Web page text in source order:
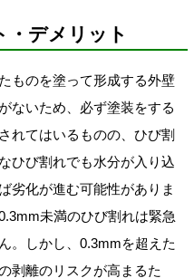
・デメリット
ものを塗って形成する外壁
ないため、必ず塗装をする
れてはいるものの、ひび割
ひび割れでも水分が入り込
劣化が進む可能性がありま
未満のひび割れは緊急
。しかし、0.3mmを超えた
剥離のリスクが高まるた